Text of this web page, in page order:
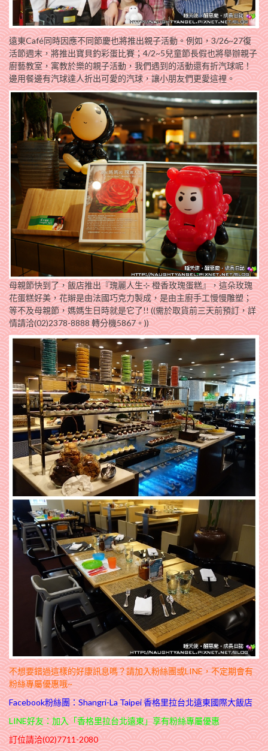
遠東Café同時因應不同節慶也將推出親子活動。例如，3/26~27復
活節週末，將推出寶貝釣彩蛋比賽；4/2~5兒童節長假也將舉辦親子
廚藝教室，寓教於樂的親子活動，我們遇到的活動還有折汽球呢！
邊用餐邊有汽球達人折出可愛的汽球，讓小朋友們更愛這裡。
母親節快到了，飯店推出『瑰麗人生⊹ 橙香玫瑰蛋糕』，這朵玫瑰
花蛋糕好美，花辮是由法國巧克力製成，是由主廚手工慢慢雕塑；
等不及母親節，媽媽生日時就是它了!! ((需於取貨前三天前預訂，詳
情請洽(02)2378-8888 轉分機5867。))
不想要錯過這樣的好康訊息嗎？請加入粉絲團或LINE，不定期會有
粉絲專屬優惠哦~
Facebook粉絲團：Shangri-La Taipei 香格里拉台北遠東國際大飯店
LINE好友：加入「香格里拉台北遠東」享有粉絲專屬優惠
訂位請洽(02)7711-2080